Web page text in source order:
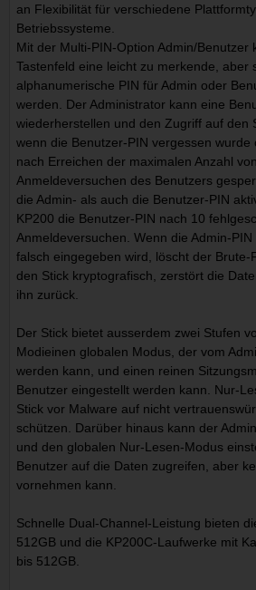
an Flexibilität für verschiedene
Betriebssysteme.
Mit der Multi-PIN-Option Admin/Benutzer
Tastenfeld eine leicht zu merkende, aber
alphanumerische PIN für Admin oder
werden. Der Administrator kann eine
wiederherstellen und den Zugriff auf den
wenn die Benutzer-PIN vergessen wurde
nach Erreichen der maximalen Anzahl
Anmeldeversuchen des Benutzers
die Admin- als auch die Benutzer-PIN
KP200 die Benutzer-PIN nach 10
Anmeldeversuchen. Wenn die Admin-
falsch eingegeben wird, löscht der Brute-
den Stick kryptografisch, zerstört die
ihn zurück.
Der Stick bietet ausserdem zwei Stufen
Modieinen globalen Modus, der vom
werden kann, und einen reinen
Benutzer eingestellt werden kann. Nur-
Stick vor Malware auf nicht
schützen. Darüber hinaus kann der
und den globalen Nur-Lesen-Modus
Benutzer auf die Daten zugreifen, aber
vornehmen kann.
Schnelle Dual-Channel-Leistung bieten
512GB und die KP200C-Laufwerke mit
bis 512GB.